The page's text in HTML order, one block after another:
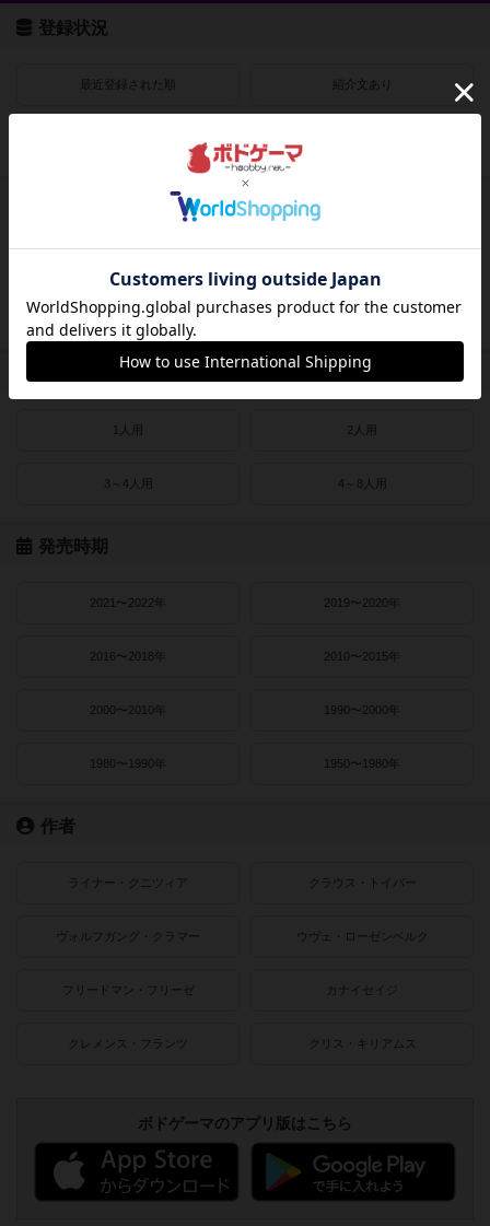
登録状況
最近登録された順 紹介文あり
フランス年間ゲーム大賞 ゲームマーケット大賞
プレイヤー数
1人用 2人用
3～4人用 4～8人用
発売時期
2021〜2022年 2019〜2020年
2016〜2018年 2010〜2015年
2000〜2010年 1990〜2000年
1980〜1990年 1950〜1980年
作者
ライナー・クニツィア クラウス・トイバー
ヴォルフガング・クラマー ウヴェ・ローゼンベルク
フリードマン・フリーゼ カナイセイジ
クレメンス・フランツ クリス・キリアムス
ボドゲーマのアプリ版はこちら